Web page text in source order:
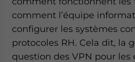
comment l’équipe
configurer les systèmes
protocoles RH. Cela dit, la
question des VPN pour les